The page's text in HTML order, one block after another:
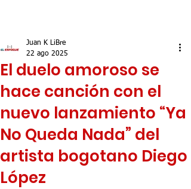
El duelo amoroso se
hace canción con el
nuevo lanzamiento “Ya
No Queda Nada” del
artista bogotano Diego
López
Juan K LiBre
22 ago 2025